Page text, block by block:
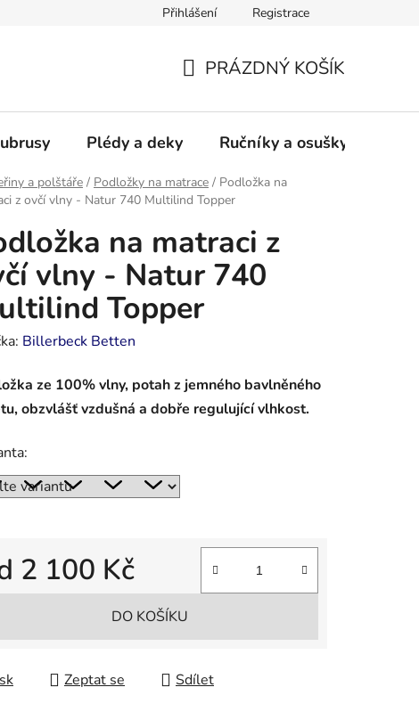
Přihlášení Registrace
KOŠÍK
PRÁZDNÝ KOŠÍK
Plédy a deky Ručníky a osušky - frotté
a polštáře / Podložky na matrace / Podložka na
z ovčí vlny - Natur 740 Multilind Topper
na matraci z
vlny - Natur 740
Topper
Billerbeck Betten
ze 100% vlny, potah z jemného bavlněného
obzvlášť vzdušná a dobře regulující vlhkost.
2 100 Kč
cena:
DO KOŠÍKU
Zeptat se Sdílet